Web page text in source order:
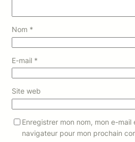
Nom *
E-mail *
Site web
Enregistrer mon nom, mon e-mail
navigateur pour mon prochain